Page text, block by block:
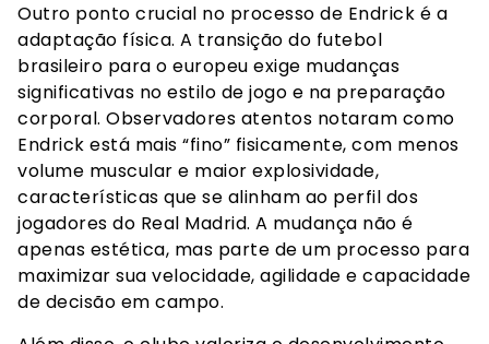
Outro ponto crucial no processo de Endrick é a
adaptação física. A transição do futebol
brasileiro para o europeu exige mudanças
significativas no estilo de jogo e na preparação
corporal. Observadores atentos notaram como
Endrick está mais “fino” fisicamente, com menos
volume muscular e maior explosividade,
características que se alinham ao perfil dos
jogadores do Real Madrid. A mudança não é
apenas estética, mas parte de um processo para
maximizar sua velocidade, agilidade e capacidade
de decisão em campo.